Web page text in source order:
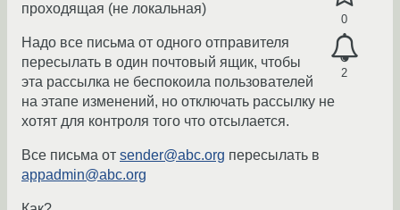
0
2
проходящая (не локальная)
Надо все письма от одного отправителя
пересылать в один почтовый ящик, чтобы
эта рассылка не беспокоила пользователей
на этапе изменений, но отключать рассылку не
хотят для контроля того что отсылается.
Все письма от sender@abc.org пересылать в
appadmin@abc.org